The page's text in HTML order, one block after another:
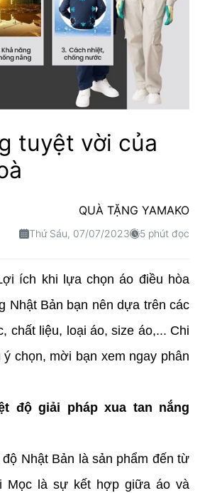
tuyệt vời của
QUÀ TẶNG YAMAKO
Thứ Sáu, 07/07/2023 5 phút đọc
ích khi lựa chọn áo điều hòa
Nhật Bản bạn nên dựa trên các
chất liệu, loại áo, size áo,... Chi
chọn, mời bạn xem ngay phân
độ giải pháp xua tan nắng
Nhật Bản là sản phẩm đến từ
Mọc là sự kết hợp giữa áo và